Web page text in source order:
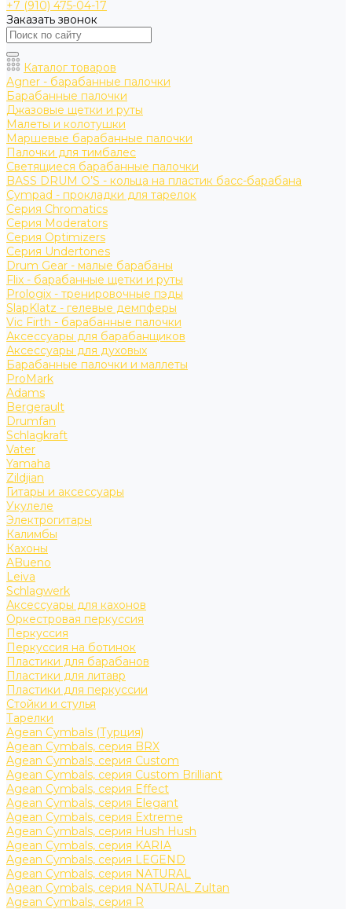
+7 (910) 475-04-17
Заказать звонок
Каталог товаров
Agner - барабанные палочки
Барабанные палочки
Джазовые щетки и руты
Малеты и колотушки
Маршевые барабанные палочки
Палочки для тимбалес
Светящиеся барабанные палочки
BASS DRUM O’S - кольца на пластик басс-барабана
Cympad - прокладки для тарелок
Серия Chromatics
Серия Moderators
Серия Optimizers
Серия Undertones
Drum Gear - малые барабаны
Flix - барабанные щетки и руты
Prologix - тренировочные пэды
SlapKlatz - гелевые демпферы
Vic Firth - барабанные палочки
Аксессуары для барабанщиков
Аксессуары для духовых
Барабанные палочки и маллеты
ProMark
Adams
Bergerault
Drumfan
Schlagkraft
Vater
Yamaha
Zildjian
Гитары и аксессуары
Укулеле
Электрогитары
Калимбы
Кахоны
ABueno
Leiva
Schlagwerk
Аксессуары для кахонов
Оркестровая перкуссия
Перкуссия
Перкуссия на ботинок
Пластики для барабанов
Пластики для литавр
Пластики для перкуссии
Стойки и стулья
Тарелки
Agean Cymbals (Турция)
Agean Cymbals, серия BRX
Agean Cymbals, серия Custom
Agean Cymbals, серия Custom Brilliant
Agean Cymbals, серия Effect
Agean Cymbals, серия Elegant
Agean Cymbals, серия Extreme
Agean Cymbals, серия Hush Hush
Agean Cymbals, серия KARIA
Agean Cymbals, серия LEGEND
Agean Cymbals, серия NATURAL
Agean Cymbals, серия NATURAL Zultan
Agean Cymbals, серия R